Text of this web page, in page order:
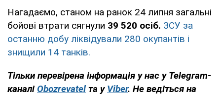
Нагадаємо, станом на ранок 24 липня загальні
бойові втрати сягнули 39 520 осіб. ЗСУ за
останню добу ліквідували 280 окупантів і
знищили 14 танків.
Тільки перевірена інформація у нас у Telegram-
каналі Obozrevatelта у Viber. Не ведіться на